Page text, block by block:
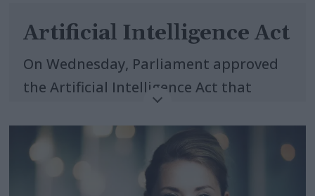
Artificial Intelligence Act
On Wednesday, Parliament approved
the Artificial Intelligence Act that
fundamental rights, while boosting
innovation.